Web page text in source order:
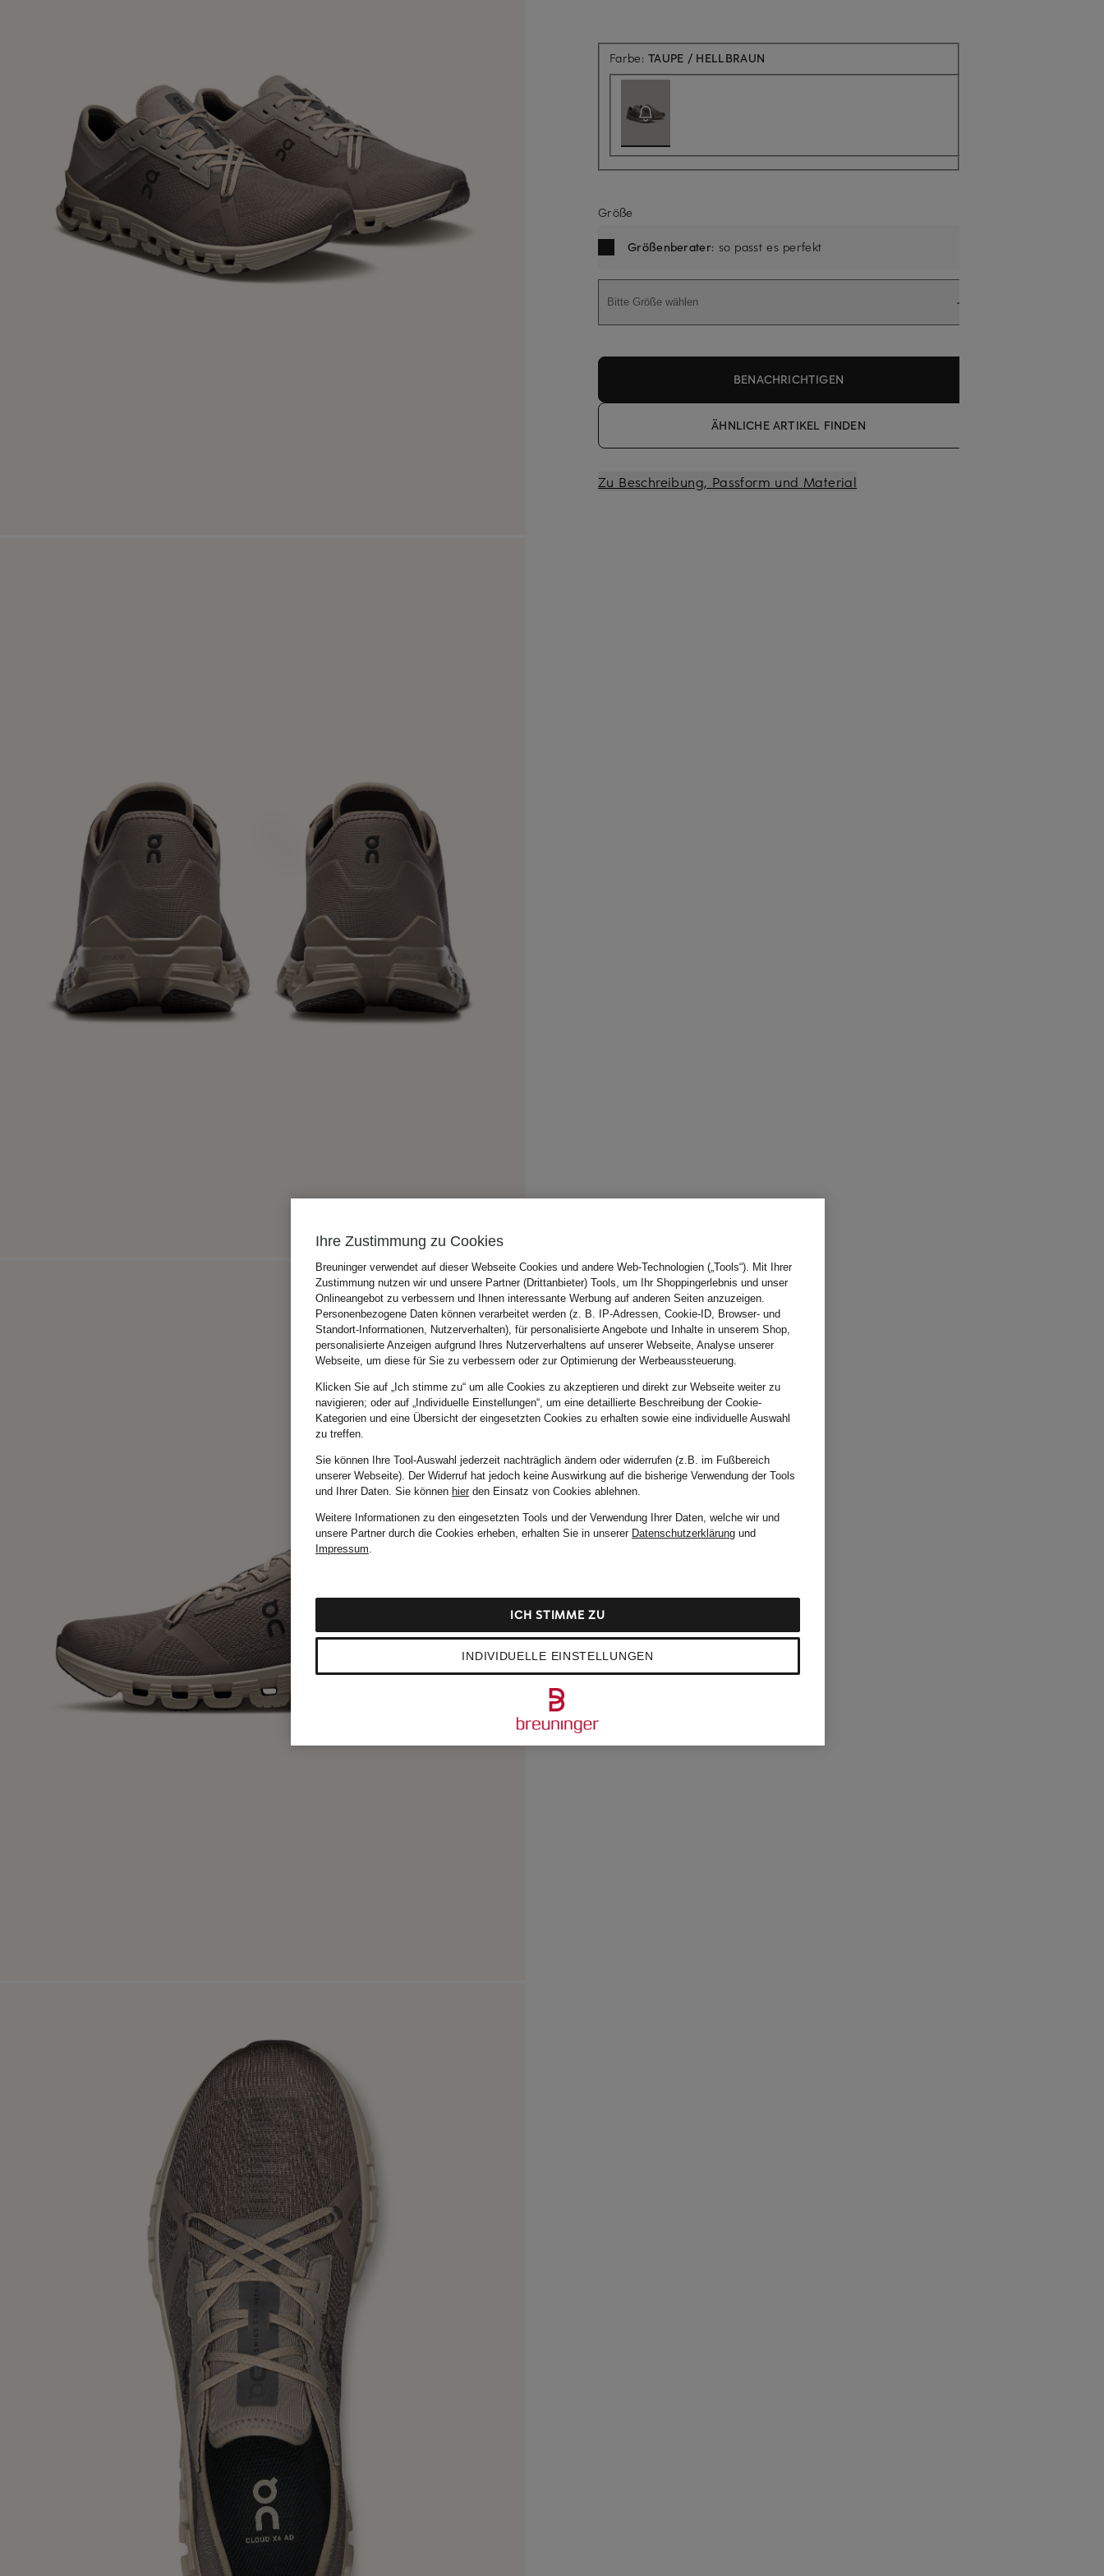
Farbe:TAUPE / HELLBRAUN
Größe
Größenberater: so passt es perfekt
Bitte Größe wählen
BENACHRICHTIGEN
ÄHNLICHE ARTIKEL FINDEN
Zu Beschreibung, Passform und Material
Ihre Zustimmung zu Cookies
Breuninger verwendet auf dieser Webseite Cookies und andere Web-Technologien („Tools“). Mit Ihrer
Zustimmung nutzen wir und unsere Partner (Drittanbieter) Tools, um Ihr Shoppingerlebnis und unser
Onlineangebot zu verbessern und Ihnen interessante Werbung auf anderen Seiten anzuzeigen.
Personenbezogene Daten können verarbeitet werden (z. B. IP-Adressen, Cookie-ID, Browser- und
Standort-Informationen, Nutzerverhalten), für personalisierte Angebote und Inhalte in unserem Shop,
personalisierte Anzeigen aufgrund Ihres Nutzerverhaltens auf unserer Webseite, Analyse unserer
Webseite, um diese für Sie zu verbessern oder zur Optimierung der Werbeaussteuerung.
Klicken Sie auf „Ich stimme zu“ um alle Cookies zu akzeptieren und direkt zur Webseite weiter zu
navigieren; oder auf „Individuelle Einstellungen“, um eine detaillierte Beschreibung der Cookie-
Kategorien und eine Übersicht der eingesetzten Cookies zu erhalten sowie eine individuelle Auswahl
zu treffen.
Sie können Ihre Tool-Auswahl jederzeit nachträglich ändern oder widerrufen (z.B. im Fußbereich
unserer Webseite). Der Widerruf hat jedoch keine Auswirkung auf die bisherige Verwendung der Tools
und Ihrer Daten. Sie können hierden Einsatz von Cookies ablehnen.
Weitere Informationen zu den eingesetzten Tools und der Verwendung Ihrer Daten, welche wir und
unsere Partner durch die Cookies erheben, erhalten Sie in unserer Datenschutzerklärung und
Impressum.
INDIVIDUELLE EINSTELLUNGEN
ICH STIMME ZU